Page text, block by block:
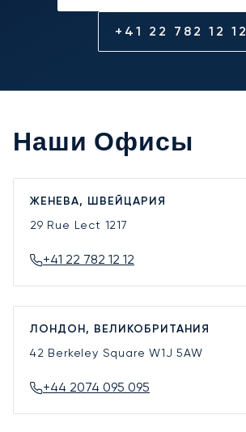
+41 22 782 12 12
Наши Офисы
ЖЕНЕВА, ШВЕЙЦАРИЯ
29 Rue Lect 1217
+41 22 782 12 12
ЛОНДОН, ВЕЛИКОБРИТАНИЯ
42 Berkeley SquareW1J 5AW
+44 2074 095 095